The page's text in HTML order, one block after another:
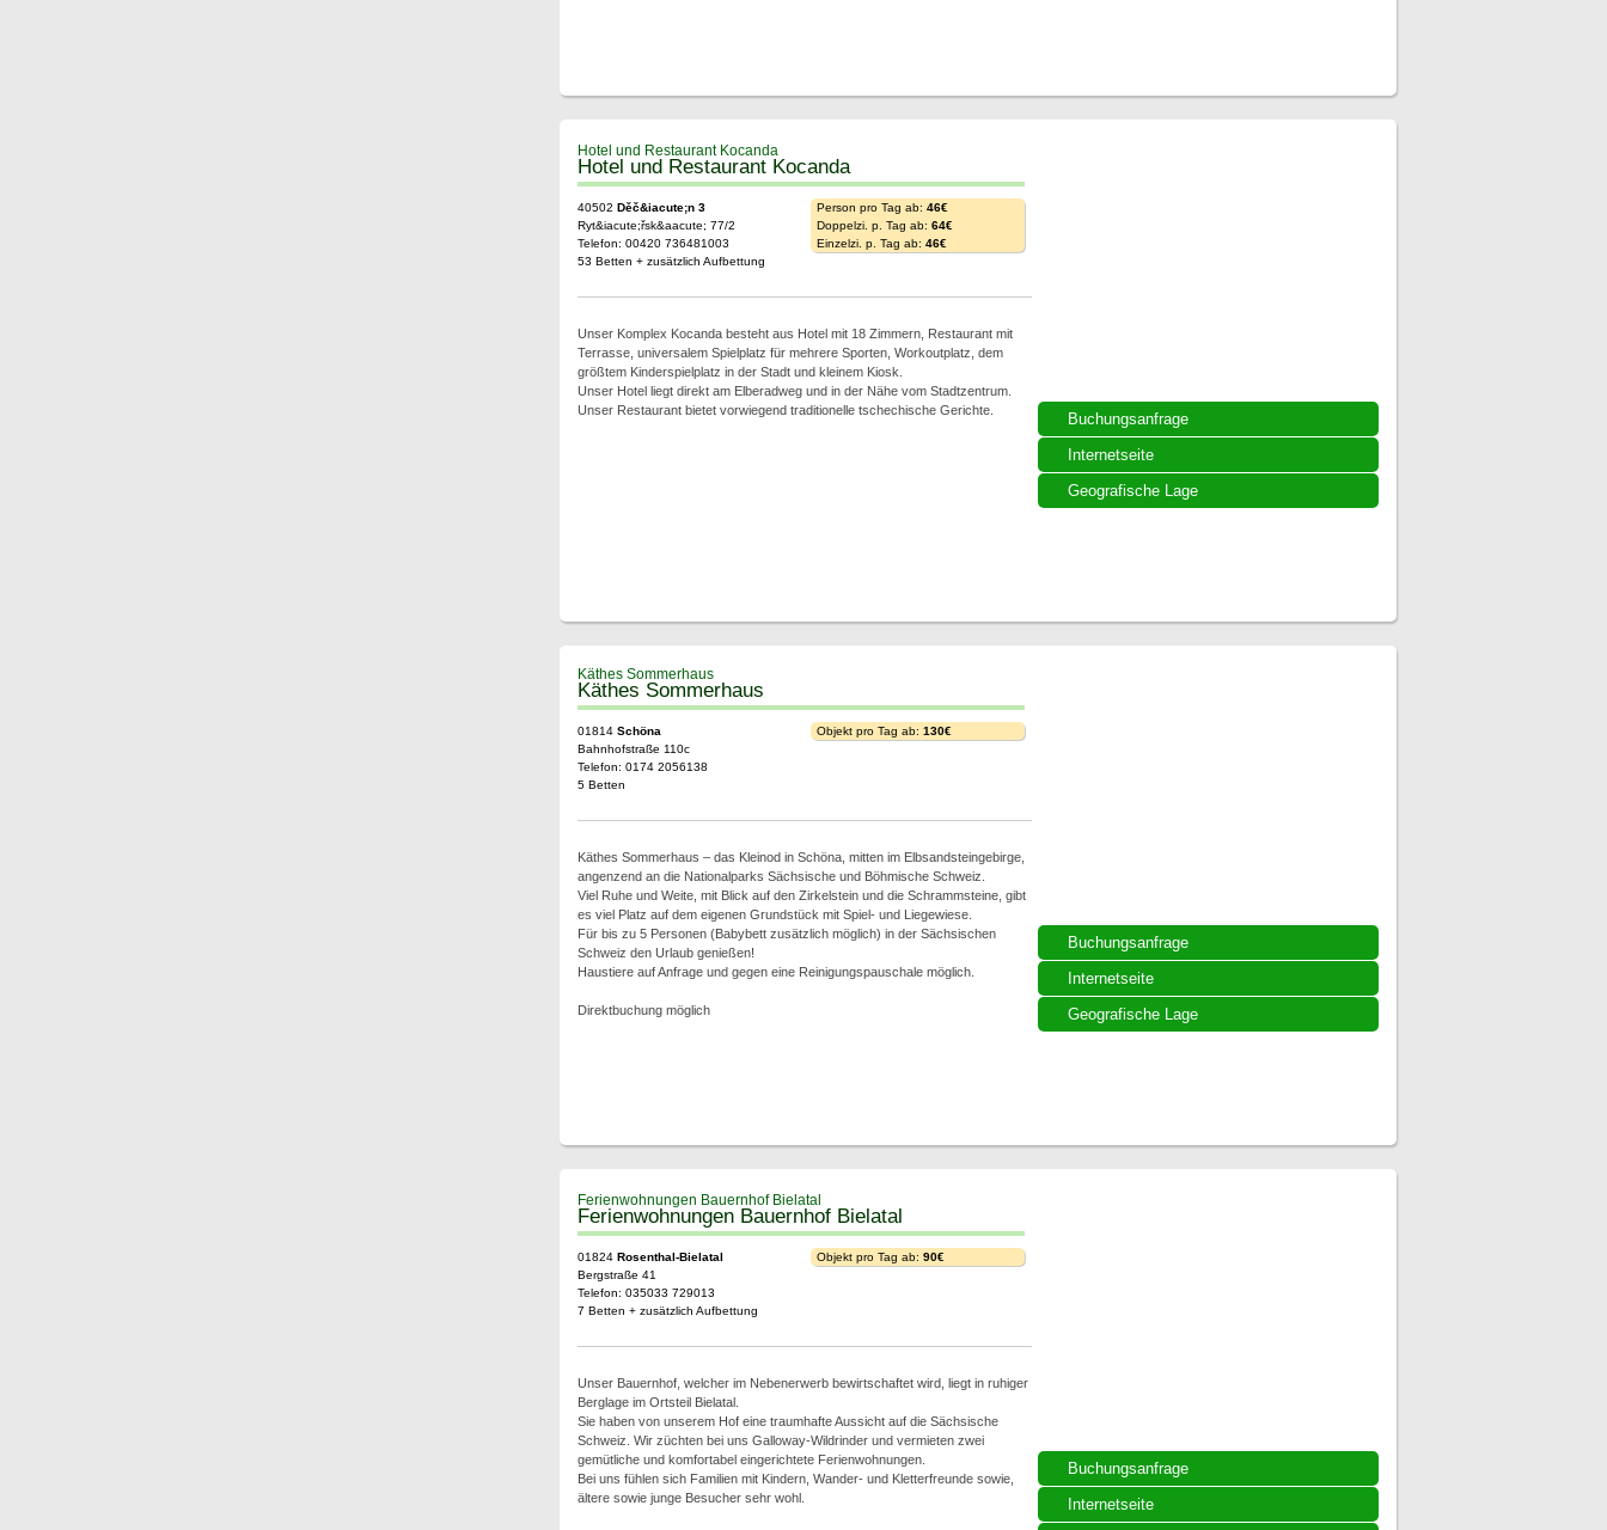
Hotel und Restaurant Kocanda
Buchungsanfrage
Internetseite
Geografische Lage
Hotel und Restaurant Kocanda
40502Děč&iacute;n 3
Ryt&iacute;řsk&aacute; 77/2
Telefon: 00420 736481003
53 Betten + zusätzlich Aufbettung
Person pro Tag ab:46€
Doppelzi. p. Tag ab:64€
Einzelzi. p. Tag ab:46€
Unser Komplex Kocanda besteht aus Hotel mit 18 Zimmern, Restaurant mit
Terrasse, universalem Spielplatz für mehrere Sporten, Workoutplatz, dem
größtem Kinderspielplatz in der Stadt und kleinem Kiosk.
Unser Hotel liegt direkt am Elberadweg und in der Nähe vom Stadtzentrum.
Unser Restaurant bietet vorwiegend traditionelle tschechische Gerichte.
Käthes Sommerhaus
Buchungsanfrage
Internetseite
Geografische Lage
Käthes Sommerhaus
01814Schöna
Bahnhofstraße 110c
Telefon: 0174 2056138
5 Betten
Objekt pro Tag ab:130€
Käthes Sommerhaus – das Kleinod in Schöna, mitten im Elbsandsteingebirge,
angenzend an die Nationalparks Sächsische und Böhmische Schweiz.
Viel Ruhe und Weite, mit Blick auf den Zirkelstein und die Schrammsteine, gibt
es viel Platz auf dem eigenen Grundstück mit Spiel- und Liegewiese.
Für bis zu 5 Personen (Babybett zusätzlich möglich) in der Sächsischen
Schweiz den Urlaub genießen!
Haustiere auf Anfrage und gegen eine Reinigungspauschale möglich.
Direktbuchung möglich
Ferienwohnungen Bauernhof Bielatal
Buchungsanfrage
Internetseite
Ferienwohnungen Bauernhof Bielatal
01824Rosenthal-Bielatal
Bergstraße 41
Telefon: 035033 729013
7 Betten + zusätzlich Aufbettung
Objekt pro Tag ab:90€
Unser Bauernhof, welcher im Nebenerwerb bewirtschaftet wird, liegt in ruhiger
Berglage im Ortsteil Bielatal.
Sie haben von unserem Hof eine traumhafte Aussicht auf die Sächsische
Schweiz. Wir züchten bei uns Galloway-Wildrinder und vermieten zwei
gemütliche und komfortabel eingerichtete Ferienwohnungen.
Bei uns fühlen sich Familien mit Kindern, Wander- und Kletterfreunde sowie,
ältere sowie junge Besucher sehr wohl.